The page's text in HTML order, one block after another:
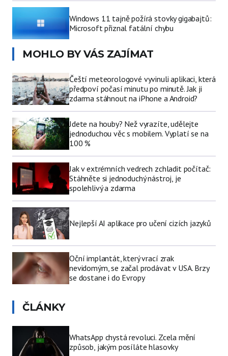
Windows 11 tajně požírá stovky gigabajtů:
Microsoft přiznal fatální chybu
MOHLO BY VÁS ZAJÍMAT
Čeští meteorologové vyvinuli aplikaci, která
předpoví počasí minutu po minutě. Jak ji
zdarma stáhnout na iPhone a Android?
Jdete na houby? Než vyrazíte, udělejte
jednoduchou věc s mobilem. Vyplatí se na
100 %
Jak v extrémních vedrech zchladit počítač:
Stáhněte si jednoduchý nástroj, je
spolehlivý a zdarma
Nejlepší AI aplikace pro učení cizích jazyků
Oční implantát, který vrací zrak
nevidomým, se začal prodávat v USA. Brzy
se dostane i do Evropy
ČLÁNKY
WhatsApp chystá revoluci. Zcela mění
způsob, jakým posíláte hlasovky